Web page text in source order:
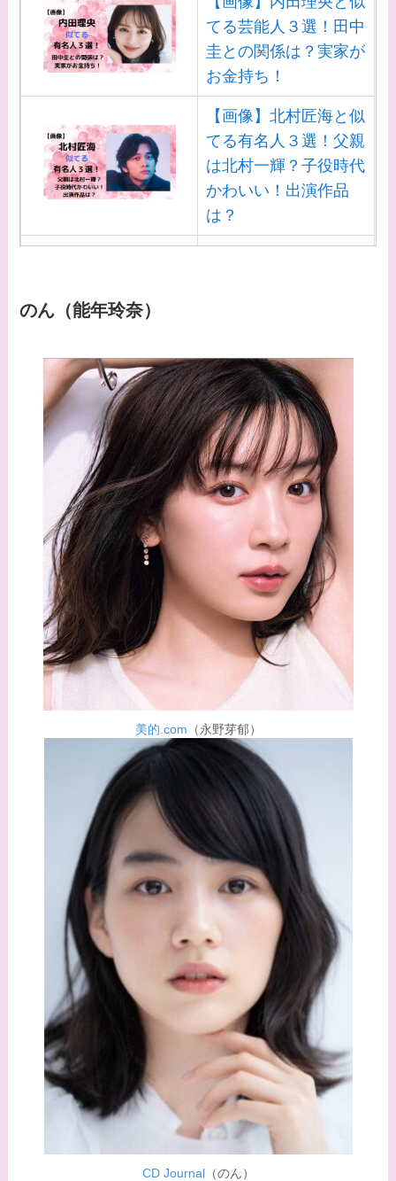
てる？
【画像】野呂佳代と似
てる有名人３選！AKB
時代痩せていた？旦那
との馴れ初めは？
【画像】柴咲コウと似
てる女優３選！結婚し
て旦那がいる？北海道
のどこに住んでる？
てる芸能人３選！田中
圭との関係は？実家が
お金持ち！
【画像】北村匠海と似
てる有名人３選！父親
は北村一輝？子役時代
かわいい！出演作品
は？
【画像】山田裕貴の家
系図・家族構成は？嫁
西野七瀬との馴れ初め
や現在の活動は？
【画像】平子理沙と似
てる有名人３選！ヒア
ルロン酸で顔が変わっ
た？村井克行との関係
は？
【画像】早乙女友貴と
島袋寛子の離婚理由は
なに？2人は現在何し
てる？
【画像】松田賢二と辺
見えみりの離婚理由は
なに？子供は現在何し
てる？
【画像】野呂佳代と似
てる有名人３選！AKB
時代痩せていた？旦那
との馴れ初めは？
【画像】柴咲コウと似
てる女優３選！結婚し
て旦那がいる？北海道
のどこに住んでる？
【画像】中谷美紀と似
てる女優３選！旦那や
子供はいる？砂糖断ち
のきっかけ・効果は？
のん（能年玲奈）
美的.com （永野芽郁）
CD Journal（のん）